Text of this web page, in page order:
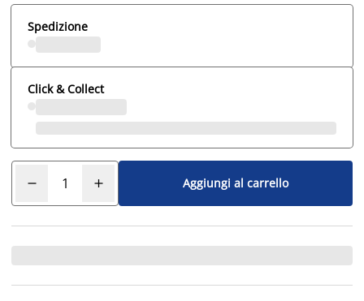
Spedizione
Click & Collect
Aggiungi al carrello